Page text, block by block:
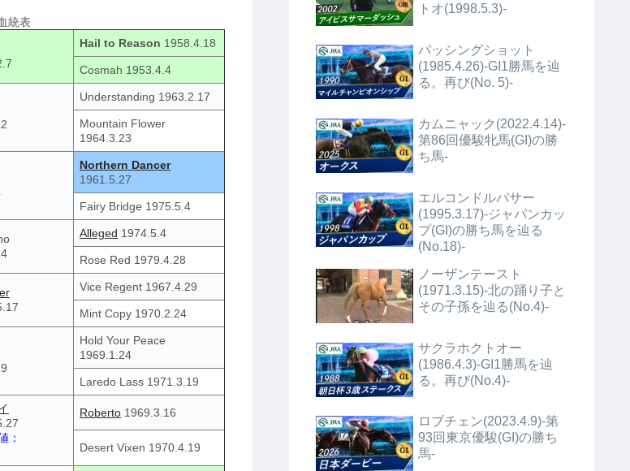
統表
Hail to Reason 1958.4.18
Cosmah 1953.4.4
Understanding 1963.2.17
Mountain Flower
1964.3.23
Northern Dancer
1961.5.27
Fairy Bridge 1975.5.4
Alleged 1974.5.4
Rose Red 1979.4.28
Vice Regent 1967.4.29
Mint Copy 1970.2.24
Hold Your Peace
1969.1.24
Laredo Lass 1971.3.19
：
Roberto 1969.3.16
Desert Vixen 1970.4.19
トオ(1998.5.3)-
パッシングショット
(1985.4.26)-GI1勝馬を辿
る。再び(No. 5)-
カムニャック(2022.4.14)-
第86回優駿牝馬(GI)の勝
ち馬-
エルコンドルパサー
(1995.3.17)-ジャパンカッ
プ(GI)の勝ち馬を辿る
(No.18)-
ノーザンテースト
(1971.3.15)-北の踊り子と
その子孫を辿る(No.4)-
サクラホクトオー
(1986.4.3)-GI1勝馬を辿
る。再び(No.4)-
ロブチェン(2023.4.9)-第
93回東京優駿(GI)の勝ち
馬-